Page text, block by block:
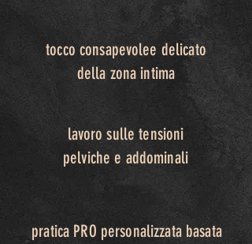
tocco consapevolee delicato
della zona intima
lavoro sulle tensioni
pelviche e addominali
pratica PRO personalizzata basata